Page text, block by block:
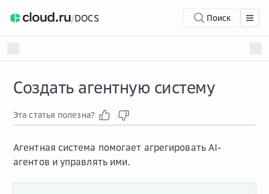
/DOCS Поиск
Создать агентную систему
Эта статья полезна?
Агентная система помогает агрегировать AI-
агентов и управлять ими.